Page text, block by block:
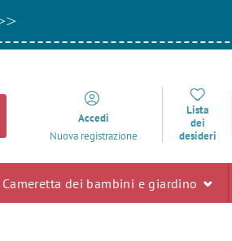
Accedi
Nuova registrazione
Lista
dei
desideri
Cameretta dei bambini e giardino